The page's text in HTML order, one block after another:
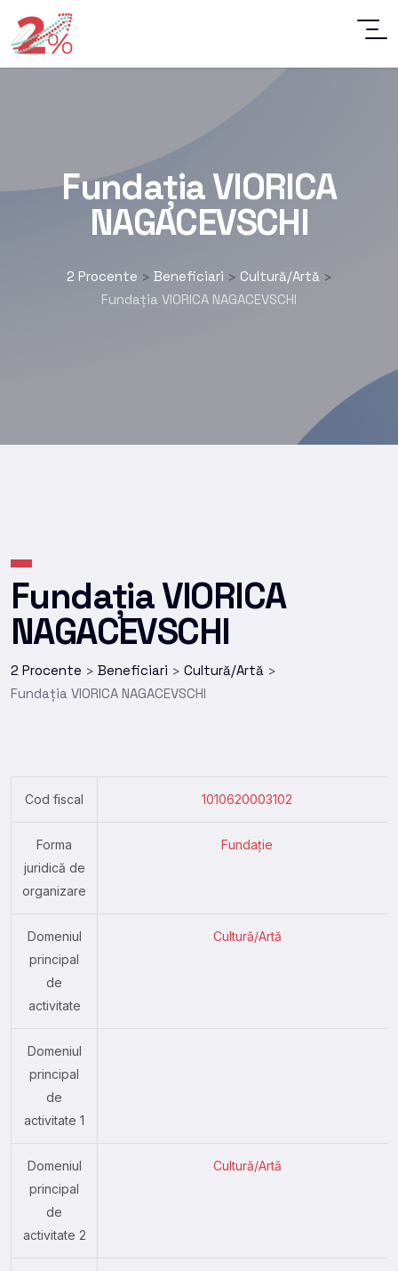
Fundația VIORICA
NAGACEVSCHI
2 Procente > Beneficiari > Cultură/Artă >
Fundația VIORICA NAGACEVSCHI
Fundația VIORICA
NAGACEVSCHI
2 Procente > Beneficiari > Cultură/Artă >
Fundația VIORICA NAGACEVSCHI
Cod fiscal 1010620003102
Forma
juridică de
organizare
Fundație
Domeniul
principal
de
activitate
Cultură/Artă
Domeniul
principal
de
activitate 1
Domeniul
principal
de
activitate 2
Cultură/Artă